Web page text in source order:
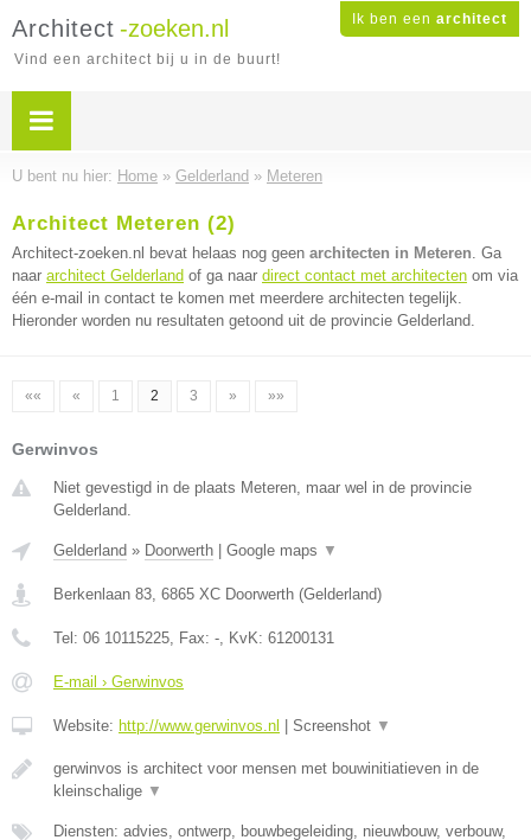
Ik ben een architect
Architect -zoeken.nl
Vind een architect bij u in de buurt!
U bent nu hier: Home » Gelderland » Meteren
Architect Meteren (2)
Architect-zoeken.nl bevat helaas nog geen architecten in Meteren. Ga
naar architect Gelderland of ga naar direct contact met architecten om via
één e-mail in contact te komen met meerdere architecten tegelijk.
Hieronder worden nu resultaten getoond uit de provincie Gelderland.
«« « 1 2 3 » »»
Gerwinvos
Niet gevestigd in de plaats Meteren, maar wel in de provincie
Gelderland.
Gelderland » Doorwerth Google maps ▼
Berkenlaan 83, 6865 XC Doorwerth (Gelderland)
Tel: 06 10115225, Fax: -, KvK: 61200131
E-mail › Gerwinvos
Website: http://www.gerwinvos.nl Screenshot ▼
gerwinvos is architect voor mensen met bouwinitiatieven in de
kleinschalige ▼
Diensten: advies, ontwerp, bouwbegeleiding, nieuwbouw, verbouw,